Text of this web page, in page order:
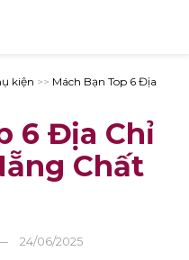
kiện >> Mách Bạn Top 6 Địa
6 Địa Chỉ
Chất
24/06/2025